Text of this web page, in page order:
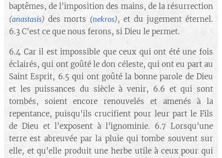
baptêmes, de l'imposition des mains, de la résurrection
(anastasis) des morts (nekros), et du jugement éternel.
6.3 C'est ce que nous ferons, si Dieu le permet.
6.4 Car il est impossible que ceux qui ont été une fois
éclairés, qui ont goûté le don céleste, qui ont eu part au
Saint Esprit, 6.5 qui ont goûté la bonne parole de Dieu
et les puissances du siècle à venir, 6.6 et qui sont
tombés, soient encore renouvelés et amenés à la
repentance, puisqu'ils crucifient pour leur part le Fils
de Dieu et l'exposent à l'ignominie. 6.7 Lorsqu'une
terre est abreuvée par la pluie qui tombe souvent sur
elle, et qu'elle produit une herbe utile à ceux pour qui